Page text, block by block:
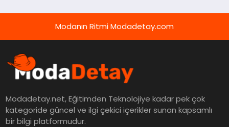
Modanın Ritmi Modadetay.com
Modadetay.net, Eğitimden Teknolojiye kadar pek çok
kategoride güncel ve ilgi çekici içerikler sunan kapsamlı
bir bilgi platformudur.